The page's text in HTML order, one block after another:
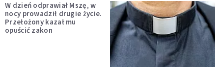
W dzień odprawiał Mszę, w
nocy prowadził drugie życie.
Przełożony kazał mu
opuścić zakon